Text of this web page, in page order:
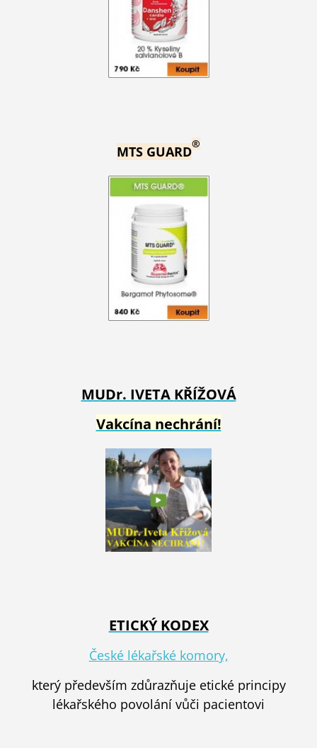
MTS GUARD®
MUDr. IVETA KŘÍŽOVÁ
Vakcína nechrání!
ETICKÝ KODEX
České lékařské komory,
který především zdůrazňuje etické principy
lékařského povolání vůči pacientovi